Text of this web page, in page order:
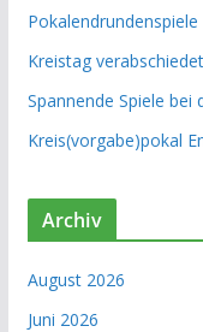
Pokalendrundenspiele
Kreistag
Spannende Spiele bei
Kreis(vorgabe)pokal
Archiv
August 2026
Juni 2026